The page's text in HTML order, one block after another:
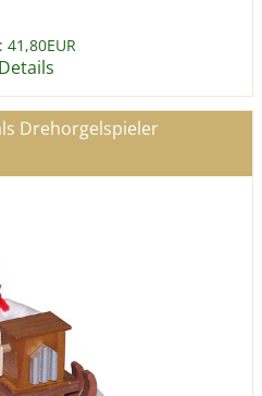
41,80EUR
Details
Drehorgelspieler